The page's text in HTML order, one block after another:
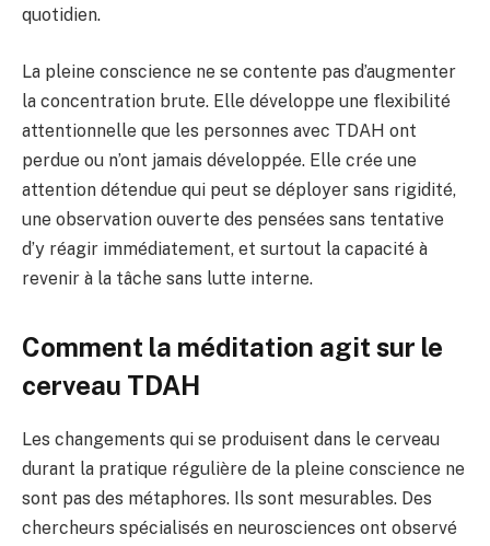
quotidien.
La pleine conscience ne se contente pas d’augmenter
la concentration brute. Elle développe une flexibilité
attentionnelle que les personnes avec TDAH ont
perdue ou n’ont jamais développée. Elle crée une
attention détendue qui peut se déployer sans rigidité,
une observation ouverte des pensées sans tentative
d’y réagir immédiatement, et surtout la capacité à
revenir à la tâche sans lutte interne.
Comment la méditation agit sur le
cerveau TDAH
Les changements qui se produisent dans le cerveau
durant la pratique régulière de la pleine conscience ne
sont pas des métaphores. Ils sont mesurables. Des
chercheurs spécialisés en neurosciences ont observé